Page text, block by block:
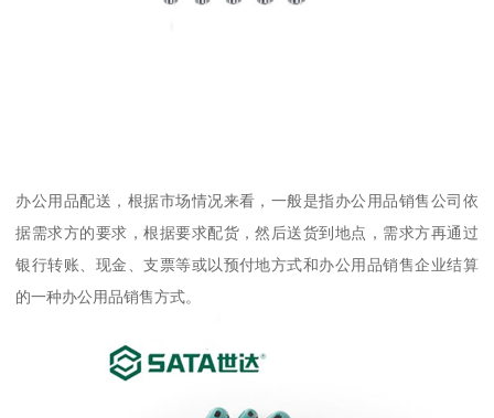
办公用品配送，根据市场情况来看，一般是指办公用品销售公司依
据需求方的要求，根据要求配货，然后送货到地点，需求方再通过
银行转账、现金、支票等或以预付地方式和办公用品销售企业结算
的一种办公用品销售方式。